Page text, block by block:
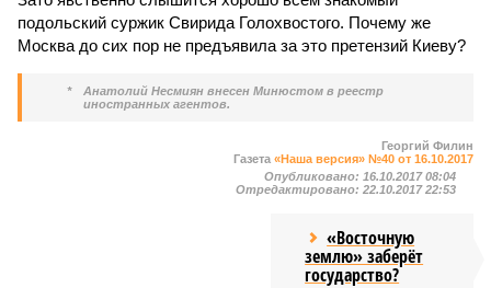
подольский суржик Свирида Голохвостого. Почему же
Москва до сих пор не предъявила за это претензий Киеву?
*
Анатолий Несмиян внесен Минюстом в реестр
иностранных агентов.
Георгий Филин
Газета «Наша версия» №40 от 16.10.2017
Опубликовано: 16.10.2017 08:04
Отредактировано: 22.10.2017 22:53
«Восточную
землю» заберёт
государство?